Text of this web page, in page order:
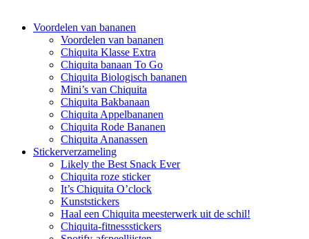
Voordelen van bananen
Voordelen van bananen
Chiquita Klasse Extra
Chiquita banaan To Go
Chiquita Biologisch bananen
Mini’s van Chiquita
Chiquita Bakbanaan
Chiquita Appelbananen
Chiquita Rode Bananen
Chiquita Ananassen
Stickerverzameling
Likely the Best Snack Ever
Chiquita roze sticker
It’s Chiquita O’clock
Kunststickers
Haal een Chiquita meesterwerk uit de schil!
Chiquita-fitnessstickers